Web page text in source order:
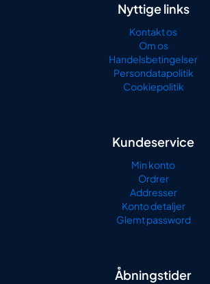
Nyttige links
Kontakt os
Om os
Handelsbetingelser
Persondatapolitik
Cookiepolitik
Kundeservice
Min konto
Ordrer
Addresser
Konto detaljer
Glemt password
Åbningstider